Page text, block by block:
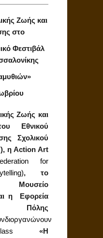
Ζωής και
στο
Φεστιβάλ
Ζωής και
Εθνικού
Σχολικού
η Action Art
for
, το
Μουσείο
η Εφορεία
Πόλης
«Η